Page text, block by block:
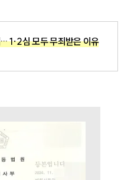
리
사례
신동향
보
식인
기
1·2심 모두 무죄받은 이유